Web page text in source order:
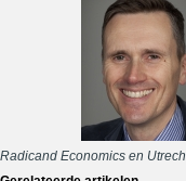
Radicand Economics en